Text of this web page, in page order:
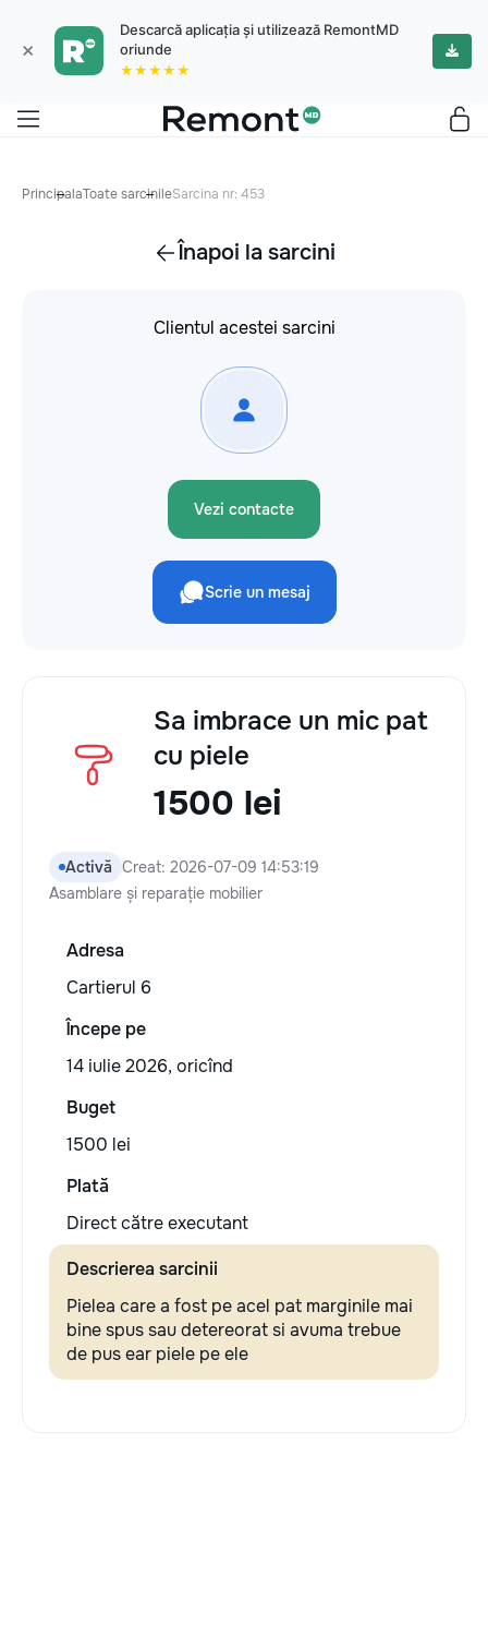
×
Descarcă aplicația și utilizează RemontMD
oriunde
★★★★★
PrincipalaToate sarcinileSarcina nr: 453
Înapoi la sarcini
Clientul acestei sarcini
Vezi contacte
Scrie un mesaj
Sa imbrace un mic pat
cu piele
1500 lei
Activă Creat: 2026-07-09 14:53:19
Asamblare și reparație mobilier
Adresa
Cartierul 6
Începe pe
14 iulie 2026, oricînd
Buget
1500 lei
Plată
Direct către executant
Descrierea sarcinii
Pielea care a fost pe acel pat marginile mai
bine spus sau detereorat si avuma trebue
de pus ear piele pe ele